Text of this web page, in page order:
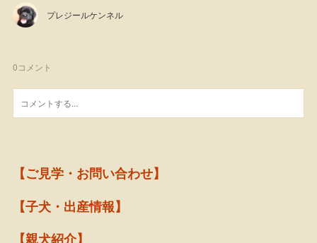
プレジールケンネル
0コメント
【ご見学・お問い合わせ】
【子犬・出産情報】
【親犬紹介】